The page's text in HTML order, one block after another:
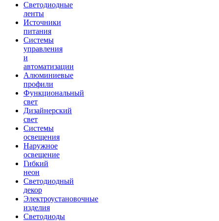
Светодиодные
ленты
Источники
питания
Системы
управления
и
автоматизации
Алюминиевые
профили
Функциональный
свет
Дизайнерский
свет
Системы
освещения
Наружное
освещение
Гибкий
неон
Светодиодный
декор
Электроустановочные
изделия
Светодиоды